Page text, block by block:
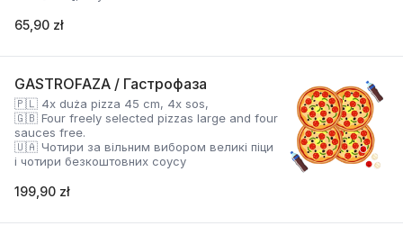
65,90 zł
GASTROFAZA / Гастрофаза
🇵🇱 4x duża pizza 45 cm, 4x sos,
🇬🇧 Four freely selected pizzas large and four
sauces free.
🇺🇦 Чотири за вільним вибором великі піци
і чотири безкоштовних соусу
199,90 zł